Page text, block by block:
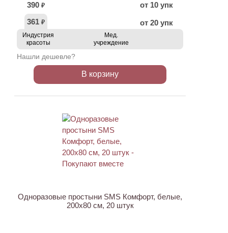
390 ₽
от 10 упк
361 ₽ от 20 упк
Индустрия
красоты
Мед.
учреждение
Нашли дешевле?
В корзину
Одноразовые простыни SMS Комфорт, белые,
200х80 см, 20 штук